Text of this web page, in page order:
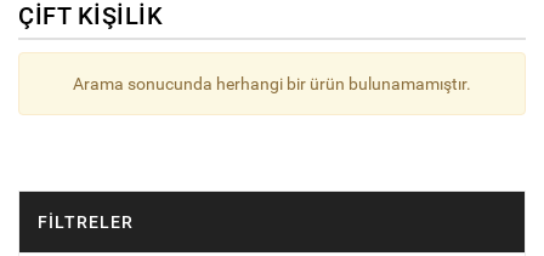
ÇIFT KIŞILIK
Arama sonucunda herhangi bir ürün bulunamamıştır.
FILTRELER